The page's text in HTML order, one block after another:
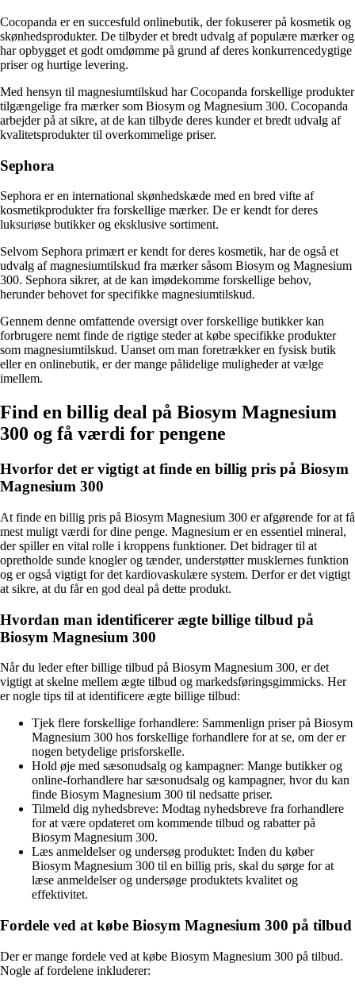
Cocopanda er en succesfuld onlinebutik, der fokuserer på kosmetik og
skønhedsprodukter. De tilbyder et bredt udvalg af populære mærker og
har opbygget et godt omdømme på grund af deres konkurrencedygtige
priser og hurtige levering.
Med hensyn til magnesiumtilskud har Cocopanda forskellige produkter
tilgængelige fra mærker som Biosym og Magnesium 300. Cocopanda
arbejder på at sikre, at de kan tilbyde deres kunder et bredt udvalg af
kvalitetsprodukter til overkommelige priser.
Sephora
Sephora er en international skønhedskæde med en bred vifte af
kosmetikprodukter fra forskellige mærker. De er kendt for deres
luksuriøse butikker og eksklusive sortiment.
Selvom Sephora primært er kendt for deres kosmetik, har de også et
udvalg af magnesiumtilskud fra mærker såsom Biosym og Magnesium
300. Sephora sikrer, at de kan imødekomme forskellige behov,
herunder behovet for specifikke magnesiumtilskud.
Gennem denne omfattende oversigt over forskellige butikker kan
forbrugere nemt finde de rigtige steder at købe specifikke produkter
som magnesiumtilskud. Uanset om man foretrækker en fysisk butik
eller en onlinebutik, er der mange pålidelige muligheder at vælge
imellem.
Find en billig deal på Biosym Magnesium
300 og få værdi for pengene
Hvorfor det er vigtigt at finde en billig pris på Biosym
Magnesium 300
At finde en billig pris på Biosym Magnesium 300 er afgørende for at få
mest muligt værdi for dine penge. Magnesium er en essentiel mineral,
der spiller en vital rolle i kroppens funktioner. Det bidrager til at
opretholde sunde knogler og tænder, understøtter musklernes funktion
og er også vigtigt for det kardiovaskulære system. Derfor er det vigtigt
at sikre, at du får en god deal på dette produkt.
Hvordan man identificerer ægte billige tilbud på
Biosym Magnesium 300
Når du leder efter billige tilbud på Biosym Magnesium 300, er det
vigtigt at skelne mellem ægte tilbud og markedsføringsgimmicks. Her
er nogle tips til at identificere ægte billige tilbud:
Tjek flere forskellige forhandlere: Sammenlign priser på Biosym
Magnesium 300 hos forskellige forhandlere for at se, om der er
nogen betydelige prisforskelle.
Hold øje med sæsonudsalg og kampagner: Mange butikker og
online-forhandlere har sæsonudsalg og kampagner, hvor du kan
finde Biosym Magnesium 300 til nedsatte priser.
Tilmeld dig nyhedsbreve: Modtag nyhedsbreve fra forhandlere
for at være opdateret om kommende tilbud og rabatter på
Biosym Magnesium 300.
Læs anmeldelser og undersøg produktet: Inden du køber
Biosym Magnesium 300 til en billig pris, skal du sørge for at
læse anmeldelser og undersøge produktets kvalitet og
effektivitet.
Fordele ved at købe Biosym Magnesium 300 på tilbud
Der er mange fordele ved at købe Biosym Magnesium 300 på tilbud.
Nogle af fordelene inkluderer: